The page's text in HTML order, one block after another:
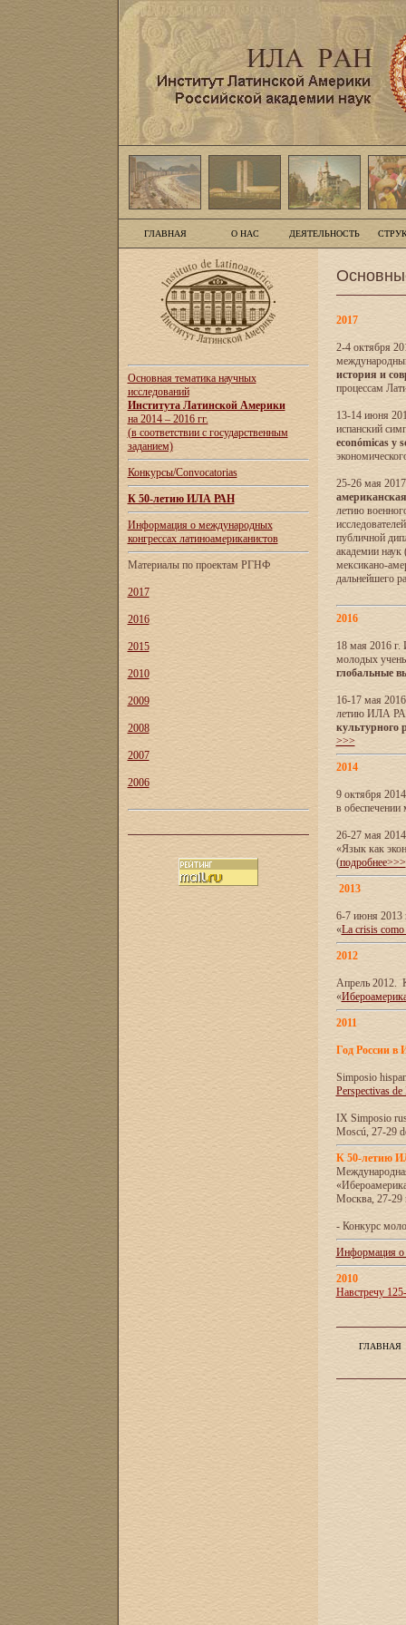
ГЛАВНАЯ О НАС ДЕЯТЕЛЬНОСТЬ
Основная тематика научных
исследований
Института Латинской Америки
на 2014 – 2016 гг.
(в соответствии с государственным
заданием)
Конкурсы/Convocatorias
К 50-летию ИЛА РАН
Информация о международных
конгрессах латиноамериканистов
Материалы по проектам РГНФ
2017
2016
2015
2010
2009
2008
2007
2006
2017
2-4 октября
история и
процессам
13-14 июня
испанский
económicas y
25-26 мая
летию
публичной
академии
мексикано-
дальнейшего
2016
18 мая 2016 г.
молодых
глобальные
16-17 мая
летию ИЛА
культурного
>>>
2014
9 октября
в обеспечении
26-27 мая
«Язык как
(подробнее>>>
2013
6-7 июня 2013
«La crisis como
2012
Апрель 2012.
«
2011
Год России в
Simposio
Perspectivas
IX Simposio
Moscú, 27-29
К 50-летию
Москва, 27-29
- Конкурс
Информация о
2010
Навстречу
ГЛАВНАЯ